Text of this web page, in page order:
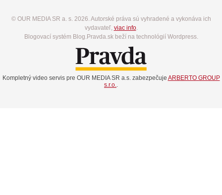
© OUR MEDIA SR a. s. 2026. Autorské práva sú vyhradené a vykonáva ich
vydavateľ, viac info.
Blogovací systém Blog.Pravda.sk beží na technológií Wordpress.
Kompletný video servis pre OUR MEDIA SR a.s. zabezpečuje ARBERTO GROUP
s.r.o.